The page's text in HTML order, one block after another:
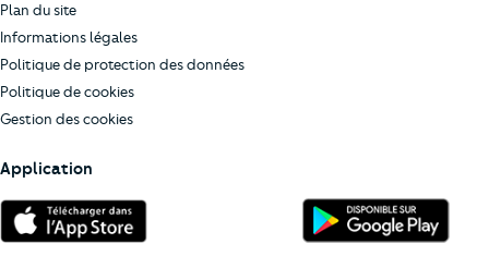
Plan du site
Informations légales
Politique de protection des données
Politique de cookies
Gestion des cookies
Application